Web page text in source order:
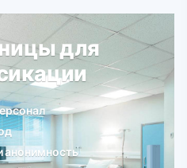
для
анонимность